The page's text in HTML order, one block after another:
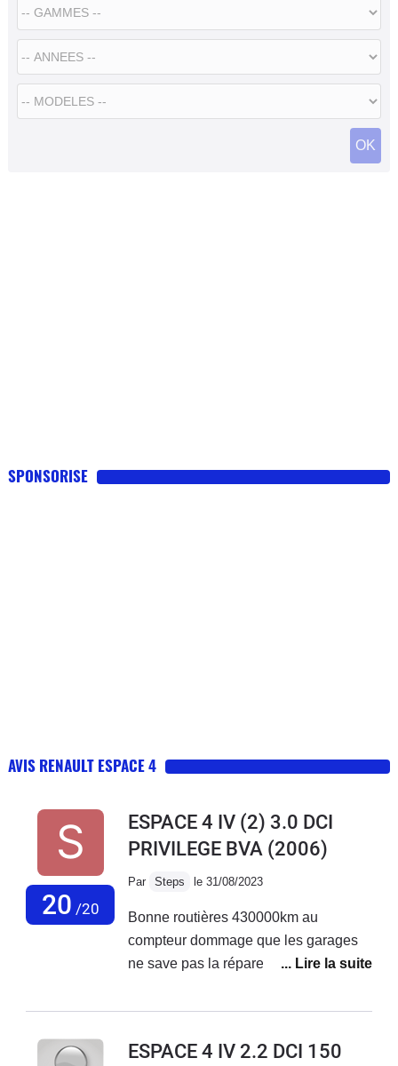
SPONSORISE
AVIS RENAULT ESPACE 4
20 /20
ESPACE 4 IV (2) 3.0 DCI
PRIVILEGE BVA (2006)
Par Steps le 31/08/2023
Bonne routières 430000km au
compteur dommage que les garages
ne save pas la réparer il demande trop
V6 un peu lourde mais voiture pépère
avec le plein sur nationale conso 5.7
ESPACE 4 IV 2.2 DCI 150